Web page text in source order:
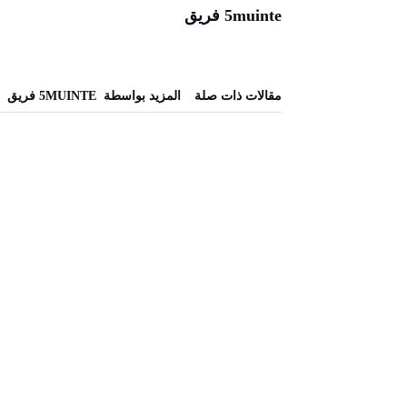
5muinte فريق
‫مقالات ذات صلة‬ ‫‫المزيد بواسطة‬ ‬ 5MUINTE فريق